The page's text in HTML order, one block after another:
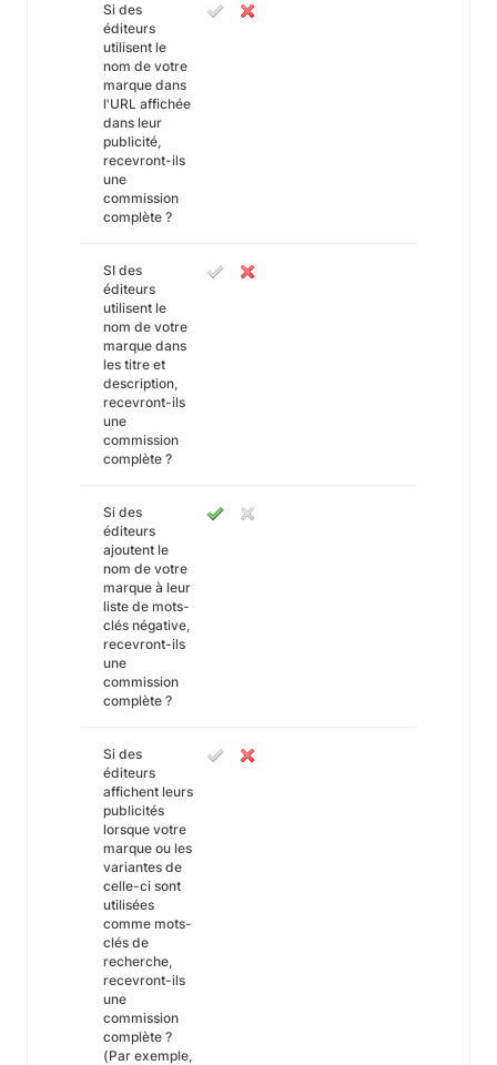
Si des
éditeurs
utilisent le
nom de votre
marque dans
l'URL affichée
dans leur
publicité,
recevront-ils
une
commission
complète ?
SI des
éditeurs
utilisent le
nom de votre
marque dans
les titre et
description,
recevront-ils
une
commission
complète ?
Si des
éditeurs
ajoutent le
nom de votre
marque à leur
liste de mots-
clés négative,
recevront-ils
une
commission
complète ?
Si des
éditeurs
affichent leurs
publicités
lorsque votre
marque ou les
variantes de
celle-ci sont
utilisées
comme mots-
clés de
recherche,
recevront-ils
une
commission
complète ?
(Par exemple,